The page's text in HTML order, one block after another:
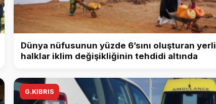
Dünya nüfusunun yüzde 6’sını oluşturan yerli
halklar iklim değişikliğinin tehdidi altında
G.KIBRIS